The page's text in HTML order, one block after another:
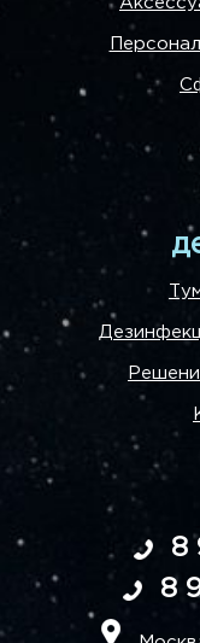
8
8